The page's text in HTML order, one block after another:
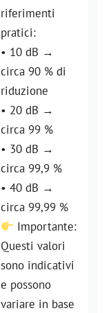
riferimenti
pratici:
• 10 dB →
circa 90 % di
riduzione
• 20 dB →
circa 99 %
• 30 dB →
circa 99,9 %
• 40 dB →
circa 99,99 %
Importante:
Questi valori
sono indicativi
e possono
variare in base